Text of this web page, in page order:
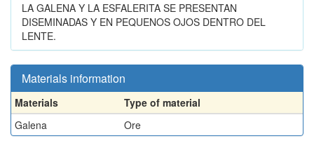
LA GALENA Y LA ESFALERITA SE PRESENTAN
DISEMINADAS Y EN PEQUENOS OJOS DENTRO DEL
LENTE.
Materials information
Materials
Type of material
Galena
Ore